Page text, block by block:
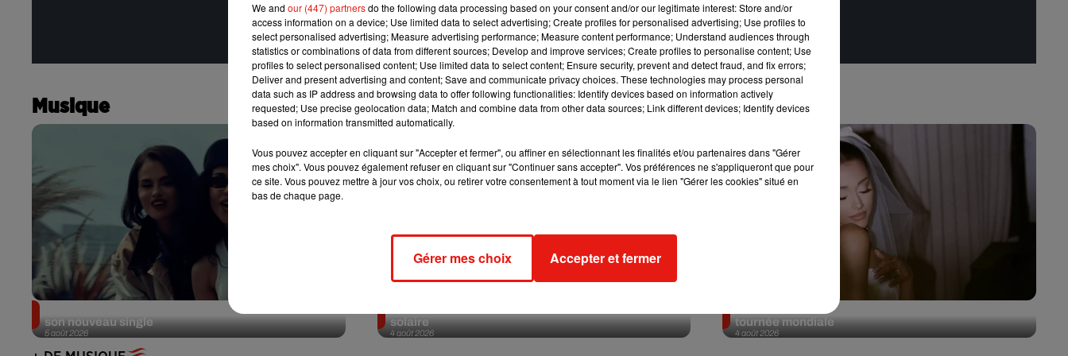
Afficher l'élément
Musique
5 août 2026
Benny Blanco invite Selena Gomez et Becky G sur
son nouveau single
4 août 2026
solaire
4 août 2026
Ariana Grande prendra une pause après sa
tournée mondiale
We and our (447) partnersdo the following data processing based on your consent and/or our legitimate interest: Store and/or
access information on a device; Use limited data to select advertising; Create profiles for personalised advertising; Use profiles to
select personalised advertising; Measure advertising performance; Measure content performance; Understand audiences through
statistics or combinations of data from different sources; Develop and improve services; Create profiles to personalise content; Use
profiles to select personalised content; Use limited data to select content; Ensure security, prevent and detect fraud, and fix errors;
Deliver and present advertising and content; Save and communicate privacy choices. These technologies may process personal
data such as IP address and browsing data to offer following functionalities: Identify devices based on information actively
requested; Use precise geolocation data; Match and combine data from other data sources; Link different devices; Identify devices
based on information transmitted automatically.
Vous pouvez accepter en cliquant sur "Accepter et fermer", ou affiner en sélectionnant les finalités et/ou partenaires dans "Gérer
mes choix". Vous pouvez également refuser en cliquant sur "Continuer sans accepter". Vos préférences ne s'appliqueront que pour
ce site. Vous pouvez mettre à jour vos choix, ou retirer votre consentement à tout moment via le lien "Gérer les cookies" situé en
bas de chaque page.
Gérer mes choix Accepter et fermer